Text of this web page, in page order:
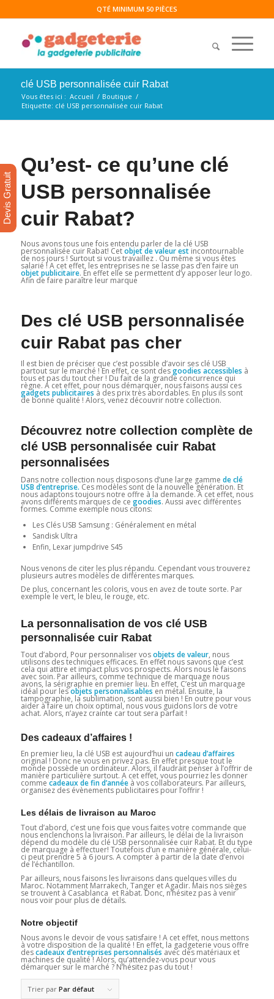
QTÉ MINIMUM 50 PIÈCES
clé USB personnalisée cuir Rabat
Vous êtes ici : Accueil / Boutique /
Etiquette: clé USB personnalisée cuir Rabat
Qu’est- ce qu’une clé
USB personnalisée
cuir Rabat?
Nous avons tous une fois entendu parler de la clé USB
personnalisée cuir Rabat! Cetobjet de valeur estincontournable
de nos jours ! Surtout si vous travaillez . Ou même si vous êtes
salarié ! A cet effet, les entreprises ne se lasse pas d’en faire un
objet publicitaire. En effet elle se permettent d’y apposer leur logo.
Afin de faire paraître leur marque
Des clé USB personnalisée
cuir Rabat pas cher
Il est bien de préciser que c’est possible d’avoir ses clé USB
partout sur le marché ! En effet, ce sont desgoodies accessibles à
tous et pas du tout cher ! Du fait de la grande concurrence qui
règne. A cet effet, pour nous démarquer, nous faisons aussi ces
gadgets publicitaires à des prix très abordables. En plus ils sont
de bonne qualité ! Alors, venez découvrir notre collection.
Découvrez notre collection complète de
clé USB personnalisée cuir Rabat
personnalisées
Dans notre collection nous disposons d’une large gamme de clé
USB d’entreprise. Ces modèles sont de la nouvelle génération. Et
nous adaptons toujours notre offre à la demande. A cet effet, nous
avons différents marques de ce goodies. Aussi avec différentes
formes. Comme exemple nous citons:
Les Clés USB Samsung : Généralement en métal
Sandisk Ultra
Enfin, Lexar jumpdrive S45
Nous venons de citer les plus répandu. Cependant vous trouverez
plusieurs autres modèles de différentes marques.
De plus, concernant les coloris, vous en avez de toute sorte. Par
exemple le vert, le bleu, le rouge, etc.
La personnalisation de vos clé USB
personnalisée cuir Rabat
Tout d’abord, Pour personnaliser vosobjets de valeur, nous
utilisons des techniques efficaces. En effet nous savons que c’est
cela qui attire et impact plus vos prospects. Alors nous le faisons
avec soin. Par ailleurs, comme technique de marquage nous
avons, la sérigraphie en premier lieu. En effet, C’est un marquage
idéal pour lesobjets personnalisables en métal. Ensuite, la
tampographie, la sublimation, sont aussi bien ! En outre pour vous
aider à faire un choix optimal, nous vous guidons lors de votre
achat. Alors, n’ayez crainte car tout sera parfait !
Des cadeaux d’affaires !
En premier lieu, la clé USB est aujourd’hui un cadeau d’affaires
original ! Donc ne vous en privez pas. En effet presque tout le
monde possède un ordinateur. Alors, il faudrait penser à l’offrir de
manière particulière surtout. A cet effet, vous pourriez les donner
comme cadeaux de fin d’annéeà vos collaborateurs. Par ailleurs,
organisez des évènements publicitaires pour l’offrir !
Les délais de livraison au Maroc
Tout d’abord, c’est une fois que vous faites votre commande que
nous enclenchons la livraison. Par ailleurs, le délai de la livraison
dépend du modèle du clé USB personnalisée cuir Rabat. Et du type
de marquage à effectuer! Toutefois d’un e manière générale, celui-
ci peut prendre 5 à 6 jours. A compter à partir de la date d’envoi
de l’échantillon.
Par ailleurs, nous faisons les livraisons dans quelques villes du
Maroc. Notamment Marrakech, Tanger et Agadir. Mais nos sièges
se trouvent à Casablanca et Rabat. Donc, n’hésitez pas à venir
nous voir pour plus de détails.
Notre objectif
Nous avons le devoir de vous satisfaire ! A cet effet, nous mettons
à votre disposition de la qualité ! En effet, la gadgeterie vous offre
descadeaux d’entreprises personnalisésavec des matériaux et
machines de qualité ! Alors, qu’attendez-vous pour vous
démarquer sur le marché ? N’hésitez pas du tout !
Trier par Par défaut
Devis Gratuit